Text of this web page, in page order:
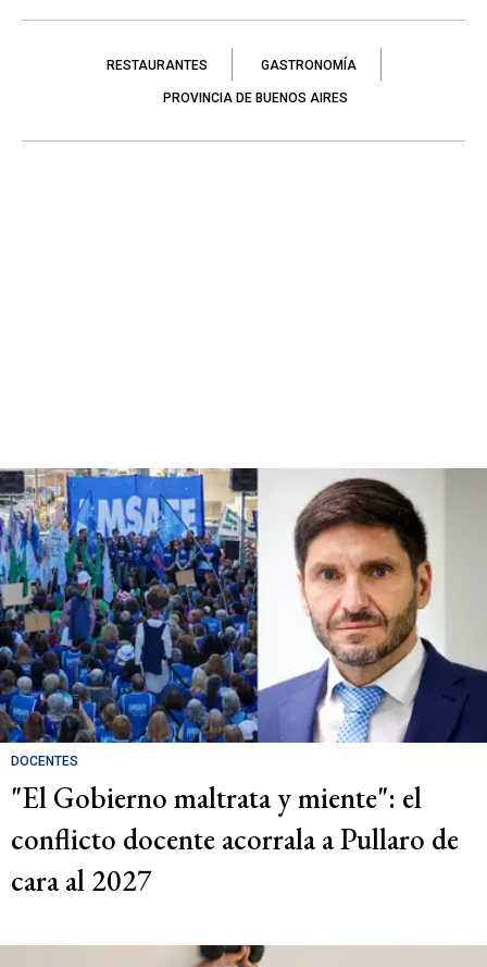
RESTAURANTES GASTRONOMÍA
PROVINCIA DE BUENOS AIRES
DOCENTES
"El Gobierno maltrata y miente": el
conflicto docente acorrala a Pullaro de
cara al 2027